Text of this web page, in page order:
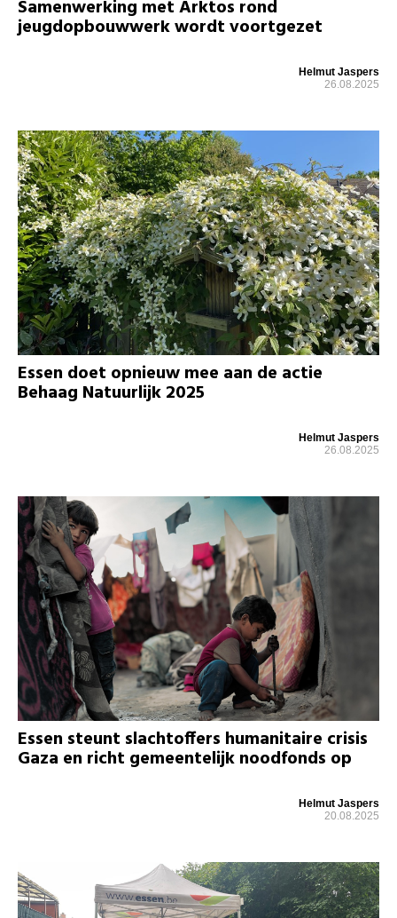
Samenwerking met Arktos rond
jeugdopbouwwerk wordt voortgezet
Helmut Jaspers
26.08.2025
Essen doet opnieuw mee aan de actie
Behaag Natuurlijk 2025
Helmut Jaspers
26.08.2025
Essen steunt slachtoffers humanitaire crisis
Gaza en richt gemeentelijk noodfonds op
Helmut Jaspers
20.08.2025